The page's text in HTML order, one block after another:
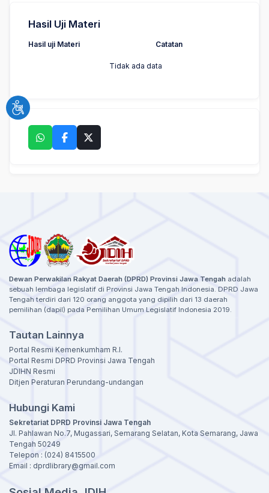
Hasil Uji Materi
Hasil uji Materi Catatan
Tidak ada data
Dewan Perwakilan Rakyat Daerah (DPRD) Provinsi Jawa Tengah adalah
sebuah lembaga legislatif di Provinsi Jawa Tengah Indonesia. DPRD Jawa
Tengah terdiri dari 120 orang anggota yang dipilih dari 13 daerah
pemilihan (dapil) pada Pemilihan Umum Legislatif Indonesia 2019.
Tautan Lainnya
Portal Resmi Kemenkumham R.I.
Portal Resmi DPRD Provinsi Jawa Tengah
JDIHN Resmi
Ditjen Peraturan Perundang-undangan
Hubungi Kami
Sekretariat DPRD Provinsi Jawa Tengah
Jl. Pahlawan No.7, Mugassari, Semarang Selatan, Kota Semarang, Jawa
Tengah 50249
Telepon : (024) 8415500
Email : dprdlibrary@gmail.com